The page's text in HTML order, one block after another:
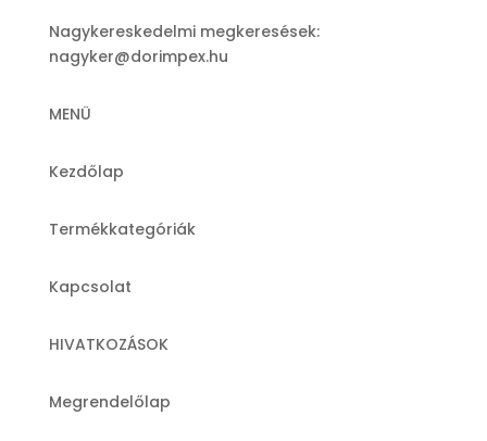
Nagykereskedelmi megkeresések:
nagyker@dorimpex.hu
MENÜ
Kezdőlap
Termékkategóriák
Kapcsolat
HIVATKOZÁSOK
Megrendelőlap